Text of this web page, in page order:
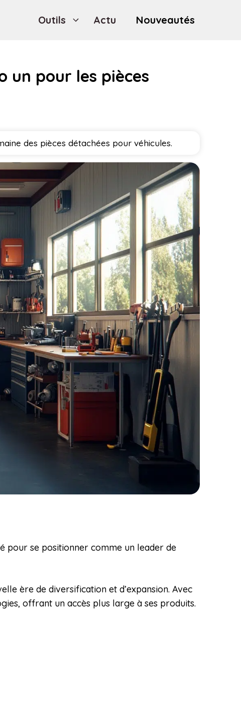
Outils Actu Nouveautés
un pour les pièces
des pièces détachées pour véhicules.
pour se positionner comme un leader de
ère de diversification et d’expansion. Avec
offrant un accès plus large à ses produits.